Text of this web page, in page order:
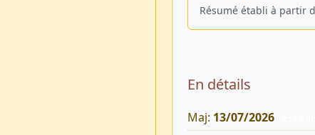
Résumé établi à partir
En détails
Maj: 13/07/2026